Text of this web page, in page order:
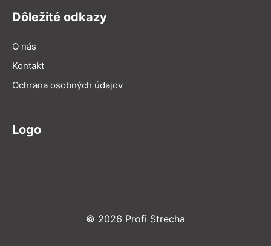
Dôležité odkazy
O nás
Kontakt
Ochrana osobných údajov
Logo
© 2026 Profi Strecha